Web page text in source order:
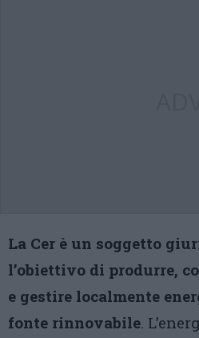
La Cer è un soggetto
l’obiettivo di produrre,
e gestire localmente
fonte rinnovabile.